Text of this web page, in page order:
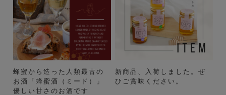
蜂蜜から造った人類最古の
お酒「蜂蜜酒（ミード）」
優しい甘さのお酒です
新商品、入荷しました。ぜ
ひご賞味ください。